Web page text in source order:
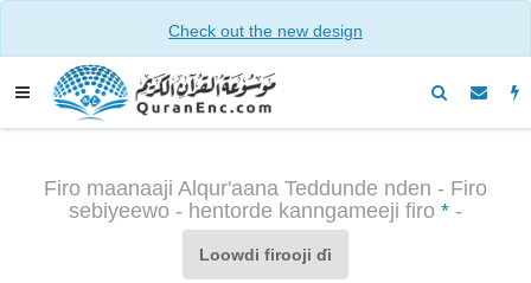
Check out the new design
Firo maanaaji Alqur'aana Teddunde nden - Firo
sebiyeewo - hentorde kanngameeji firo * -
Loowdi firooji ɗi